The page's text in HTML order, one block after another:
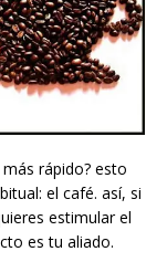
rápido? esto
el café. así, si
estimular el
es tu aliado.